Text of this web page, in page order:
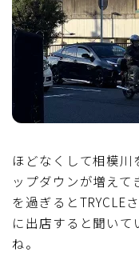
ほどなくして相模
ップダウンが増えて
を過ぎるとTRYCLE
に出店すると聞い
ね。